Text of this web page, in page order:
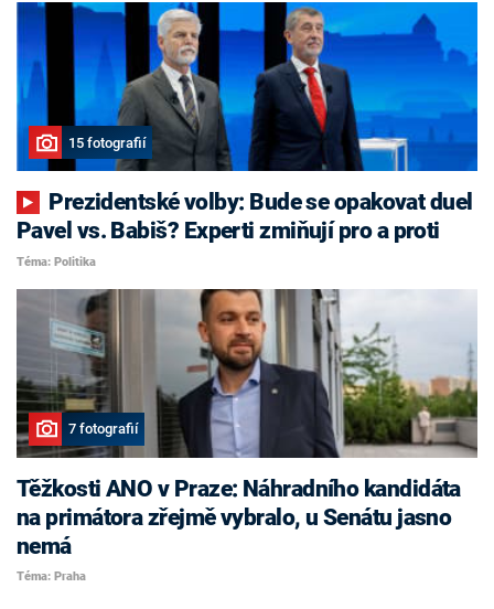
15 fotografií
Pavel vs. Babiš? Experti zmiňují pro a proti
Téma: Politika
7 fotografií
Těžkosti ANO v Praze: Náhradního kandidáta
na primátora zřejmě vybralo, u Senátu jasno
nemá
Téma: Praha